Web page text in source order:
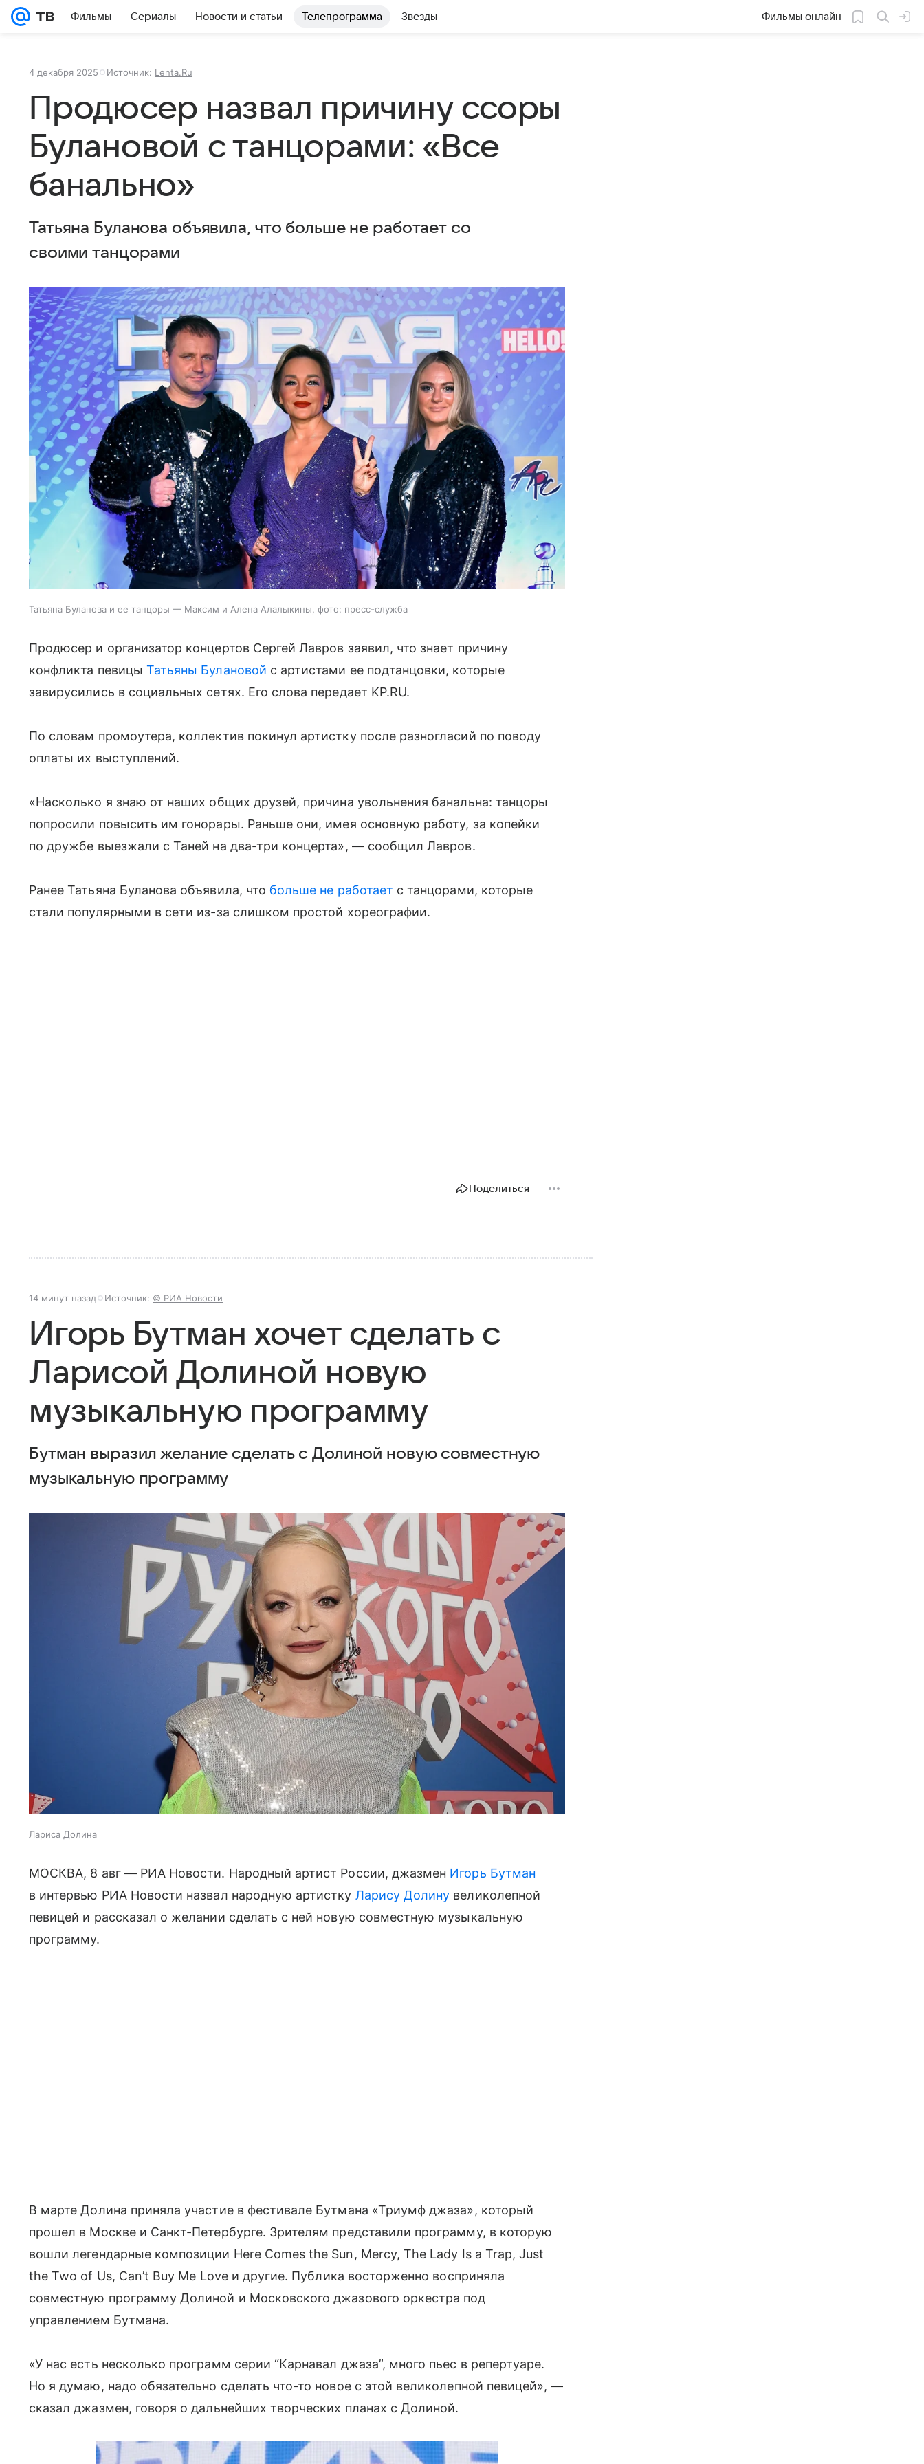
Фильмы Сериалы Новости и статьи Телепрограмма Звезды Фильмы онлайн
4 декабря 2025 Источник: Lenta.Ru
Продюсер назвал причину ссоры
Булановой с танцорами: «Все
банально»
Татьяна Буланова объявила, что больше не работает со
своими танцорами
Татьяна Буланова и ее танцоры — Максим и Алена Алалыкины, фото: пресс-служба
Продюсер и организатор концертов Сергей Лавров заявил, что знает причину
конфликта певицы Татьяны Булановой с артистами ее подтанцовки, которые
завирусились в социальных сетях. Его слова передает KP.RU.
По словам промоутера, коллектив покинул артистку после разногласий по поводу
оплаты их выступлений.
«Насколько я знаю от наших общих друзей, причина увольнения банальна: танцоры
попросили повысить им гонорары. Раньше они, имея основную работу, за копейки
по дружбе выезжали с Таней на два-три концерта», — сообщил Лавров.
Ранее Татьяна Буланова объявила, что больше не работает с танцорами, которые
стали популярными в сети из-за слишком простой хореографии.
Поделиться
14 минут назад Источник: © РИА Новости
Игорь Бутман хочет сделать с
Ларисой Долиной новую
музыкальную программу
Бутман выразил желание сделать с Долиной новую совместную
музыкальную программу
Лариса Долина
МОСКВА, 8 авг — РИА Новости. Народный артист России, джазмен Игорь Бутман
в интервью РИА Новости назвал народную артистку Ларису Долину великолепной
певицей и рассказал о желании сделать с ней новую совместную музыкальную
программу.
В марте Долина приняла участие в фестивале Бутмана «Триумф джаза», который
прошел в Москве и Санкт-Петербурге. Зрителям представили программу, в которую
вошли легендарные композиции Here Comes the Sun, Mercy, The Lady Is a Trap, Just
the Two of Us, Can’t Buy Me Love и другие. Публика восторженно восприняла
совместную программу Долиной и Московского джазового оркестра под
управлением Бутмана.
«У нас есть несколько программ серии “Карнавал джаза”, много пьес в репертуаре.
Но я думаю, надо обязательно сделать что-то новое с этой великолепной певицей», —
сказал джазмен, говоря о дальнейших творческих планах с Долиной.